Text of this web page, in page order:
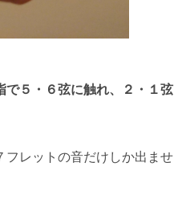
で５・６弦に触れ、２・１弦
フレットの音だけしか出ませ